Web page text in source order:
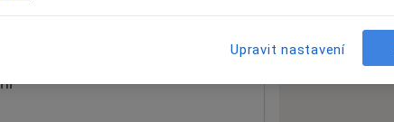
Upravit nastavení